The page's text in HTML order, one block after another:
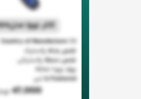
کاتر نووا مدلNTC1304
Country of ManufactureCN
جنس بدنهپلاستیک
جنس دستهپلاستیکی
برند نووا ا Nova
Is Featuredخیر
47,000